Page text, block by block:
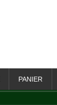
PANIER